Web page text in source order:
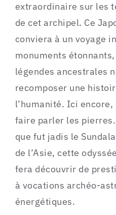
extraordinaire sur les
de cet archipel. Ce
conviera à un voyage
monuments
légendes ancestrales
recomposer une
l’humanité. Ici
faire parler les
que fut jadis le
de l’Asie, cette
fera découvrir de
à vocations archéo-
énergétiques.